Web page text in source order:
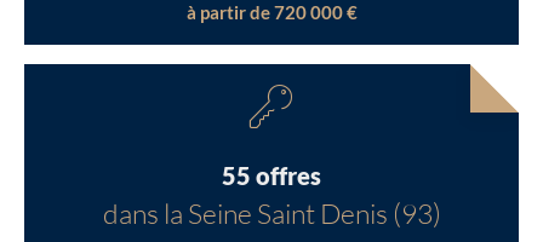
à partir de 720 000 €
55 offres
dans la Seine Saint Denis (93)